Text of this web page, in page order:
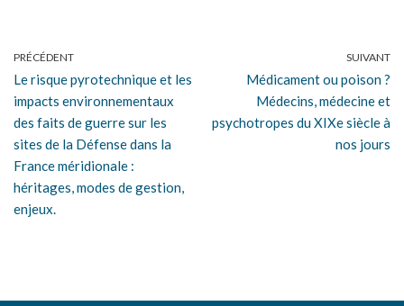
PRÉCÉDENT
Le risque pyrotechnique et les
impacts environnementaux
des faits de guerre sur les
sites de la Défense dans la
France méridionale :
héritages, modes de gestion,
enjeux.
SUIVANT
Médicament ou poison ?
Médecins, médecine et
psychotropes du XIXe siècle à
nos jours